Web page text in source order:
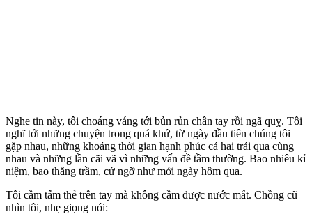
Nghe tin này, tôi choáng váng tới bủn rủn chân tay rồi ngã quỵ. Tôi
nghĩ tới những chuyện trong quá khứ, từ ngày đầu tiên chúng tôi
gặp nhau, những khoảng thời gian hạnh phúc cả hai trải qua cùng
nhau và những lần cãi vã vì những vấn đề tầm thường. Bao nhiêu kỉ
niệm, bao thăng trầm, cứ ngỡ như mới ngày hôm qua.
Tôi cầm tấm thẻ trên tay mà không cầm được nước mắt. Chồng cũ
nhìn tôi, nhẹ giọng nói: